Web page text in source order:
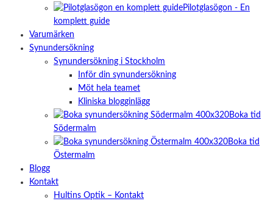
Pilotglasögon - En
komplett guide
Varumärken
Synundersökning
Synundersökning i Stockholm
Inför din synundersökning
Möt hela teamet
Kliniska blogginlägg
Boka tid
Södermalm
Boka tid
Östermalm
Blogg
Kontakt
Hultins Optik – Kontakt